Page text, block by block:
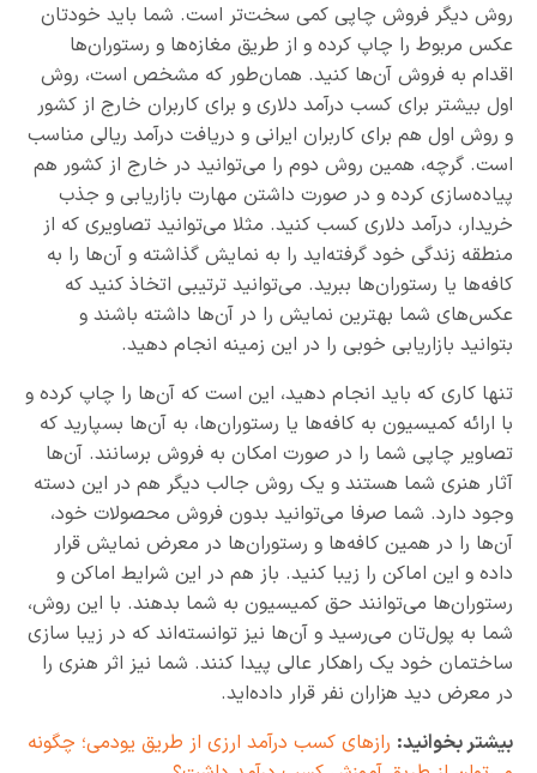
روش دیگر فروش چاپی کمی سخت‌تر است. شما باید خودتان
عکس مربوط را چاپ کرده و از طریق مغازه‌ها و رستوران‌ها
اقدام به فروش آن‌ها کنید. همان‌طور که مشخص است، روش
اول بیشتر برای کسب درآمد دلاری و برای کاربران خارج از کشور
و روش اول هم برای کاربران ایرانی و دریافت درآمد ریالی مناسب
است. گرچه، همین روش دوم را می‌توانید در خارج از کشور هم
پیاده‌سازی کرده و در صورت داشتن مهارت بازاریابی و جذب
خریدار، درآمد دلاری کسب کنید. مثلا می‌توانید تصاویری که از
منطقه زندگی خود گرفته‌اید را به نمایش گذاشته و آن‌ها را به
کافه‌ها یا رستوران‌ها ببرید. می‌توانید ترتیبی اتخاذ کنید که
عکس‌های شما بهترین نمایش را در آن‌ها داشته باشند و
بتوانید بازاریابی خوبی را در این زمینه انجام دهید.
تنها کاری که باید انجام دهید، این است که آن‌ها را چاپ کرده و
با ارائه کمیسیون به کافه‌ها یا رستوران‌ها، به آن‌ها بسپارید که
تصاویر چاپی شما را در صورت امکان به فروش برسانند. آن‌ها
آثار هنری شما هستند و یک روش جالب دیگر هم در این دسته
وجود دارد. شما صرفا می‌توانید بدون فروش محصولات خود،
آن‌ها را در همین کافه‌ها و رستوران‌ها در معرض نمایش قرار
داده و این اماکن را زیبا کنید. باز هم در این شرایط اماکن و
رستوران‌ها می‌توانند حق کمیسیون به شما بدهند. با این روش،
شما به پول‌تان می‌رسید و آن‌ها نیز توانسته‌اند که در زیبا سازی
ساختمان خود یک راهکار عالی پیدا کنند. شما نیز اثر هنری را
در معرض دید هزاران نفر قرار داده‌اید.
بیشتر بخوانید: رازهای کسب درآمد ارزی از طریق یودمی؛ چگونه